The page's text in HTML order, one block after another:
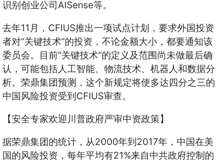
识别创业公司AISense等。
去年11月，CFIUS推出一项试点计划，要求外国投资
者对“关键技术”的投资，不论金额大小，都要通知该
委员会。目前“关键技术”的定义及范围尚未做最后确
认，可能包括人工智能、物流技术、机器人和数据分
析。荣鼎集团预测，这个新规定将使多达四分之三的
中国风险投资受到CFIUS审查。
【安全专家欢迎川普政府严审中资政策】
据荣鼎集团的统计，从2000年到2017年，中国在美
国的风险投资，每年平均有21%来自中共政府控制的